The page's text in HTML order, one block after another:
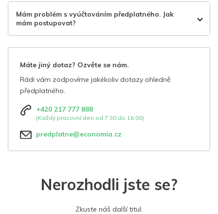
Mám problém s vyúčtováním předplatného. Jak
mám postupovat?
Máte jiný dotaz? Ozvěte se nám.
Rádi vám zodpovíme jakékoliv dotazy ohledně
předplatného.
+420 217 777 888
(Každý pracovní den od 7:30 do 16:00)
predplatne@economia.cz
Nerozhodli jste se?
Zkuste náš další titul.